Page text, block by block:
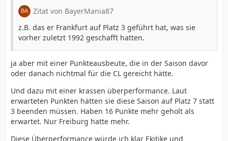
Zitat von BayerMania87
z.B. das er Frankfurt auf Platz 3 geführt hat, was sie
vorher zuletzt 1992 geschafft hatten.
ja aber mit einer Punkteausbeute, die in der Saison davor
oder danach nichtmal für die CL gereicht hätte.
Und dazu mit einer krassen überperformance. Laut
erwarteten Punkten hätten sie diese Saison auf Platz 7 statt
3 beenden müssen. Haben 16 Punkte mehr geholt als
erwartet. Nur Freiburg hatte mehr.
Diese Überperformance würde ich klar Ekitike und